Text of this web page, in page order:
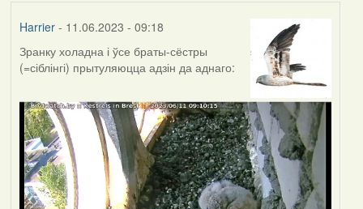
Harrier- 11.06.2023 - 09:18
Зранку холадна і ўсе браты-сёстры
(=сіблінгі) прытуляюцца адзін да аднаго: